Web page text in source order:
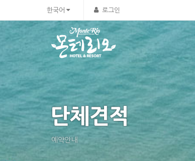
한국어 로그인
단체견적
예약안내